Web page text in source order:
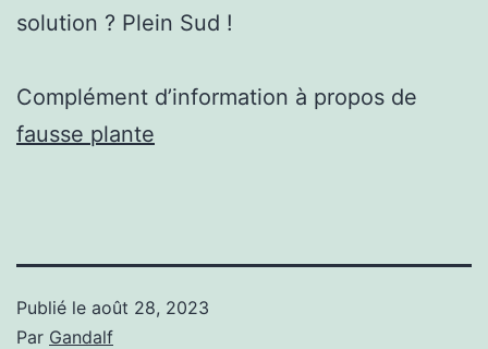
solution ? Plein Sud !
Complément d’information à propos de
fausse plante
Publié le août 28, 2023
Par Gandalf